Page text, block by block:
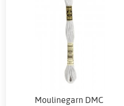
Moulinegarn DMC